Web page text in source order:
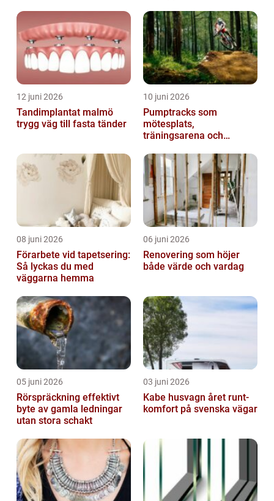
12 juni 2026
Tandimplantat malmö
trygg väg till fasta tänder
10 juni 2026
Pumptracks som
mötesplats,
träningsarena och
08 juni 2026
Förarbete vid tapetsering:
Så lyckas du med
väggarna hemma
06 juni 2026
Renovering som höjer
både värde och vardag
05 juni 2026
Rörspräckning effektivt
byte av gamla ledningar
utan stora schakt
03 juni 2026
Kabe husvagn året runt-
komfort på svenska vägar